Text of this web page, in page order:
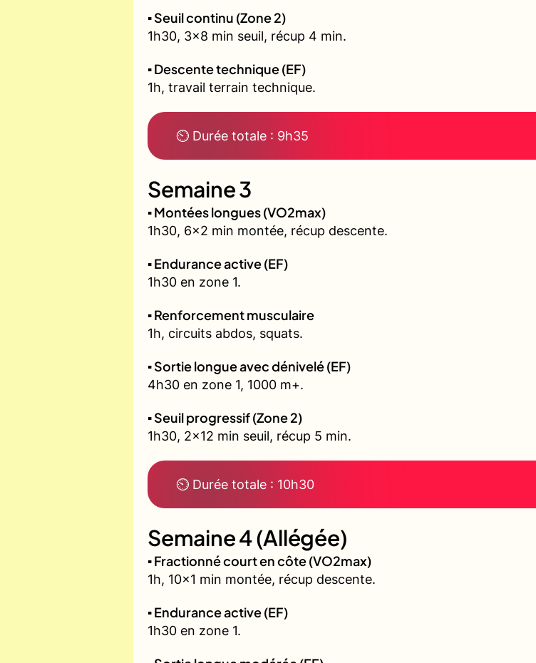
▪️ Seuil continu (Zone 2)
1h30, 3x8 min seuil, récup 4 min.
▪️ Descente technique (EF)
1h, travail terrain technique.
⏲ Durée totale : 9h35
Semaine 3
▪️ Montées longues (VO2max)
1h30, 6x2 min montée, récup descente.
▪️ Endurance active (EF)
1h30 en zone 1.
▪️ Renforcement musculaire
1h, circuits abdos, squats.
▪️ Sortie longue avec dénivelé (EF)
4h30 en zone 1, 1000 m+.
▪️ Seuil progressif (Zone 2)
1h30, 2x12 min seuil, récup 5 min.
⏲ Durée totale : 10h30
Semaine 4 (Allégée)
▪️ Fractionné court en côte (VO2max)
1h, 10x1 min montée, récup descente.
▪️ Endurance active (EF)
1h30 en zone 1.